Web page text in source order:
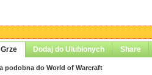
Dodaj do Ulubionych Share
podobna do World of Warcraft